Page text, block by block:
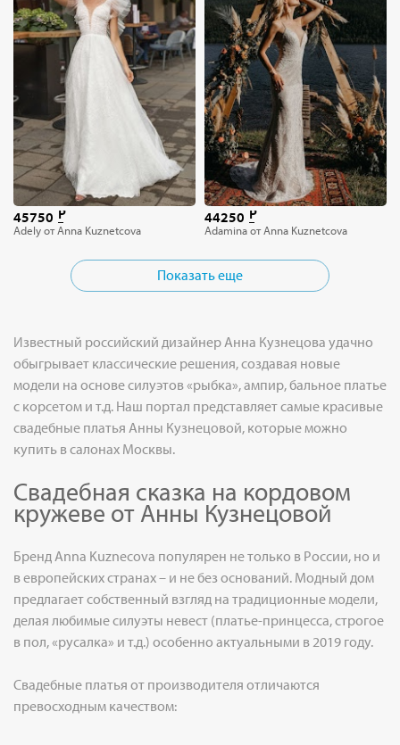
45750
Adely от Anna Kuznetcova
44250
Adamina от Anna Kuznetcova
Показать еще
Известный российский дизайнер Анна Кузнецова удачно
обыгрывает классические решения, создавая новые
модели на основе силуэтов «рыбка», ампир, бальное платье
с корсетом и т.д. Наш портал представляет самые красивые
свадебные платья Анны Кузнецовой, которые можно
купить в салонах Москвы.
Свадебная сказка на кордовом
кружеве от Анны Кузнецовой
Бренд Anna Kuznecova популярен не только в России, но и
в европейских странах – и не без оснований. Модный дом
предлагает собственный взгляд на традиционные модели,
делая любимые силуэты невест (платье-принцесса, строгое
в пол, «русалка» и т.д.) особенно актуальными в 2019 году.
Свадебные платья от производителя отличаются
превосходным качеством: